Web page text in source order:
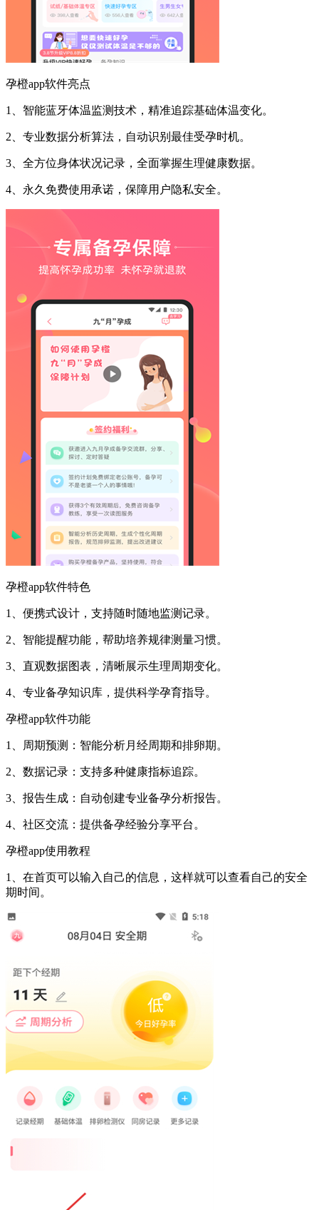
孕橙app软件亮点
1、智能蓝牙体温监测技术，精准追踪基础体温变化。
2、专业数据分析算法，自动识别最佳受孕时机。
3、全方位身体状况记录，全面掌握生理健康数据。
4、永久免费使用承诺，保障用户隐私安全。
孕橙app软件特色
1、便携式设计，支持随时随地监测记录。
2、智能提醒功能，帮助培养规律测量习惯。
3、直观数据图表，清晰展示生理周期变化。
4、专业备孕知识库，提供科学孕育指导。
孕橙app软件功能
1、周期预测：智能分析月经周期和排卵期。
2、数据记录：支持多种健康指标追踪。
3、报告生成：自动创建专业备孕分析报告。
4、社区交流：提供备孕经验分享平台。
孕橙app使用教程
1、在首页可以输入自己的信息，这样就可以查看自己的安全
期时间。